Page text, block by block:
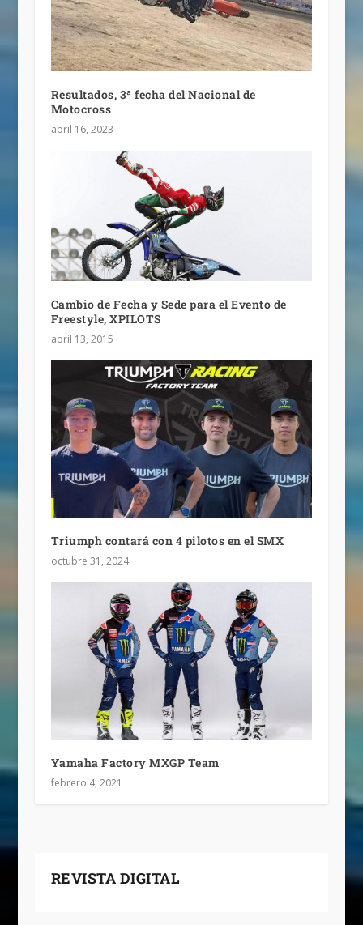
Resultados, 3ª fecha del Nacional de
Motocross
abril 16, 2023
Cambio de Fecha y Sede para el Evento de
Freestyle, XPILOTS
abril 13, 2015
Triumph contará con 4 pilotos en el SMX
octubre 31, 2024
Yamaha Factory MXGP Team
febrero 4, 2021
REVISTA DIGITAL